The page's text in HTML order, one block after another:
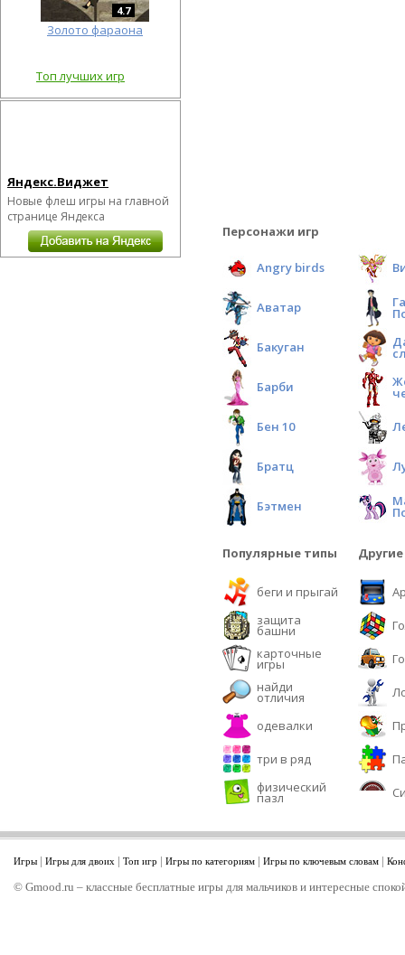
4.7
Золото фараона
Топ лучших игр
Яндекс.Виджет
Новые флеш игры на главной
странице Яндекса
Персонажи игр
Angry birds
Аватар
Бакуган
Барби
Бен 10
Братц
Бэтмен
Популярные типы
беги и прыгай
защита
башни
карточные
игры
найди
отличия
одевалки
три в ряд
физический
пазл
Игры | Игры для двоих | Топ игр | Игры по категориям | Игры по ключевым словам |
© Gmood.ru – классные бесплатные игры для мальчиков и интересные